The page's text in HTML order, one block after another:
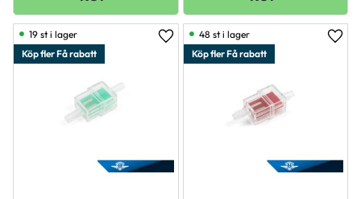
Köp fler Få rabatt
Lägg till i favoriter
19 st i lager
Köp fler Få rabatt
48 st i lager